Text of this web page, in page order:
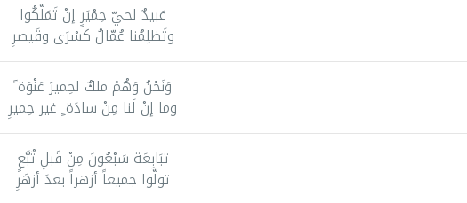
عَبيدٌ لحيّ حِمْيَرٍ إنْ تَمَلّكُوا
وتَظلِمُنا عُمّالُ كسْرَى وقَيصرِ
وَنَحْنُ وَهُمْ ملكٌ لحِميرَ عَنْوَة ً
وما إنْ لَنا مِنْ سادَة ٍ غير حِميرِ
تبَابِعَة سَبْعُونَ مِنْ قَبلِ تُبَّعٍ
تولّوا جميعاً أزهراً بعدَ أزهَرِ